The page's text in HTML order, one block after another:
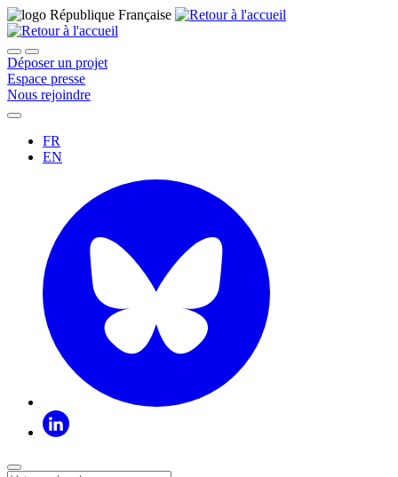
Déposer un projet
Espace presse
Nous rejoindre
FR
EN